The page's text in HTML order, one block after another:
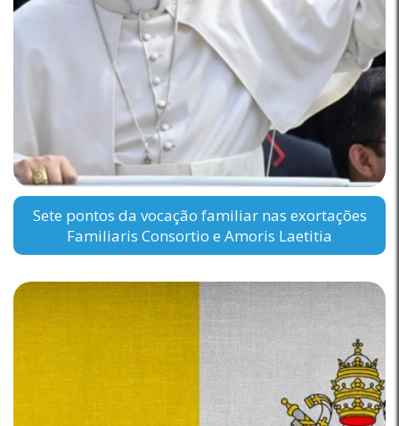
Sete pontos da vocação familiar nas exortações
Familiaris Consortio e Amoris Laetitia